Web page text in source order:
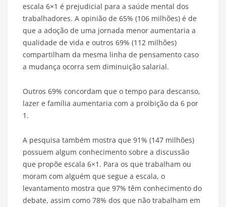
escala 6×1 é prejudicial para a saúde mental dos
trabalhadores. A opinião de 65% (106 milhões) é de
que a adoção de uma jornada menor aumentaria a
qualidade de vida e outros 69% (112 milhões)
compartilham da mesma linha de pensamento caso
a mudança ocorra sem diminuição salarial.
Outros 69% concordam que o tempo para descanso,
lazer e família aumentaria com a proibição da 6 por
1.
A pesquisa também mostra que 91% (147 milhões)
possuem algum conhecimento sobre a discussão
que propõe escala 6×1. Para os que trabalham ou
moram com alguém que segue a escala, o
levantamento mostra que 97% têm conhecimento do
debate, assim como 78% dos que não trabalham em